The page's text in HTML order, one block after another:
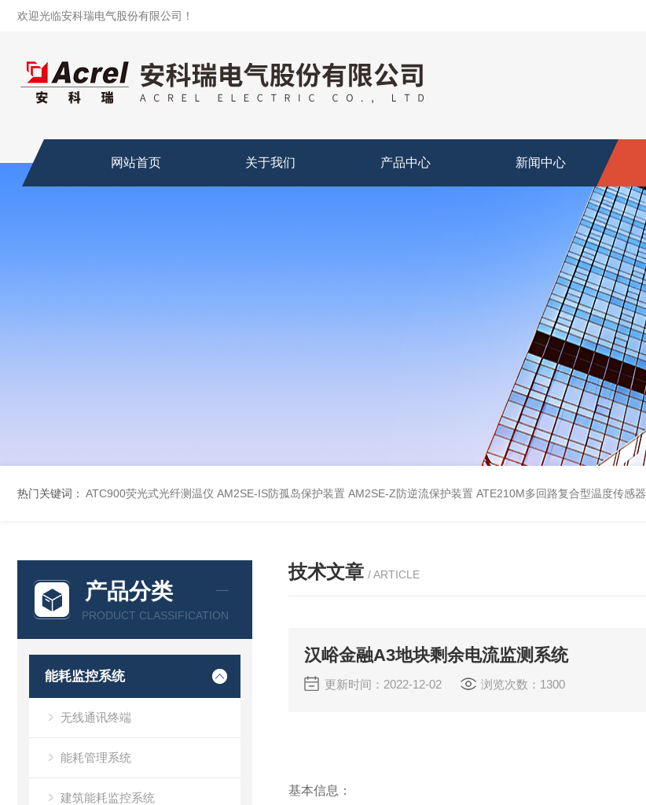
欢迎光临安科瑞电气股份有限公司！
网站首页 关于我们 产品中心 新闻中心
热门关键词： ATC900荧光式光纤测温仪 AM2SE-IS防孤岛保护装置 AM2SE-Z防逆流保护装置 ATE210M多回路复合型温度传感器
产品分类
PRODUCT CLASSIFICATION
能耗监控系统
无线通讯终端
能耗管理系统
建筑能耗监控系统
技术文章 / ARTICLE
汉峪金融A3地块剩余电流监测系统
更新时间：2022-12-02 浏览次数：1300
基本信息：